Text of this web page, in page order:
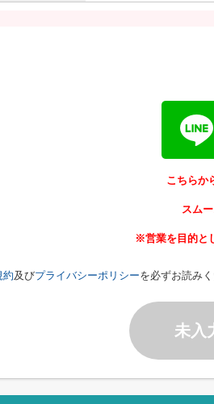
こちらか
スム
※営業を目的と
約及びプライバシーポリシーを必ずお読み
未入